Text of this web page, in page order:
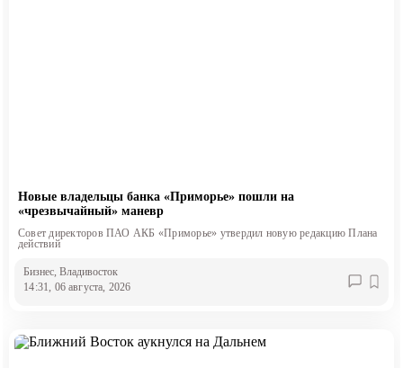
Новые владельцы банка «Приморье» пошли на
«чрезвычайный» маневр
Совет директоров ПАО АКБ «Приморье» утвердил новую редакцию Плана
действий
Бизнес, Владивосток
14:31, 06 августа, 2026